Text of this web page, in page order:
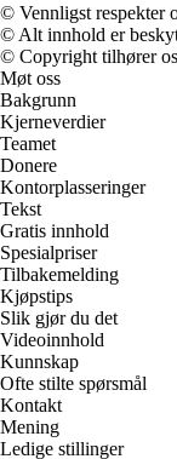
© Vennligst respekter
© Alt innhold er
© Copyright tilhører
Møt oss
Bakgrunn
Kjerneverdier
Teamet
Donere
Kontorplasseringer
Tekst
Gratis innhold
Spesialpriser
Tilbakemelding
Kjøpstips
Slik gjør du det
Videoinnhold
Kunnskap
Ofte stilte spørsmål
Kontakt
Mening
Ledige stillinger